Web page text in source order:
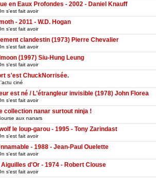
en Eaux Profondes - 2002 - Daniel Knauff
s'est fait avoir
- 2011 - W.D. Hogan
s'est fait avoir
clandestin (1973) Pierre Chevalier
s'est fait avoir
(1997) Siu-Hung Leung
s'est fait avoir
s'est ChuckNorrisée.
ciné
est né / L'étrangleur invisible (1978) John Florea
s'est fait avoir
collection nanar surtout ninja !
aux nanars
le loup-garou - 1995 - Tony Zarindast
s'est fait avoir
- 1988 - Jean-Paul Ouelette
s'est fait avoir
Aiguilles d'Or - 1974 - Robert Clouse
s'est fait avoir